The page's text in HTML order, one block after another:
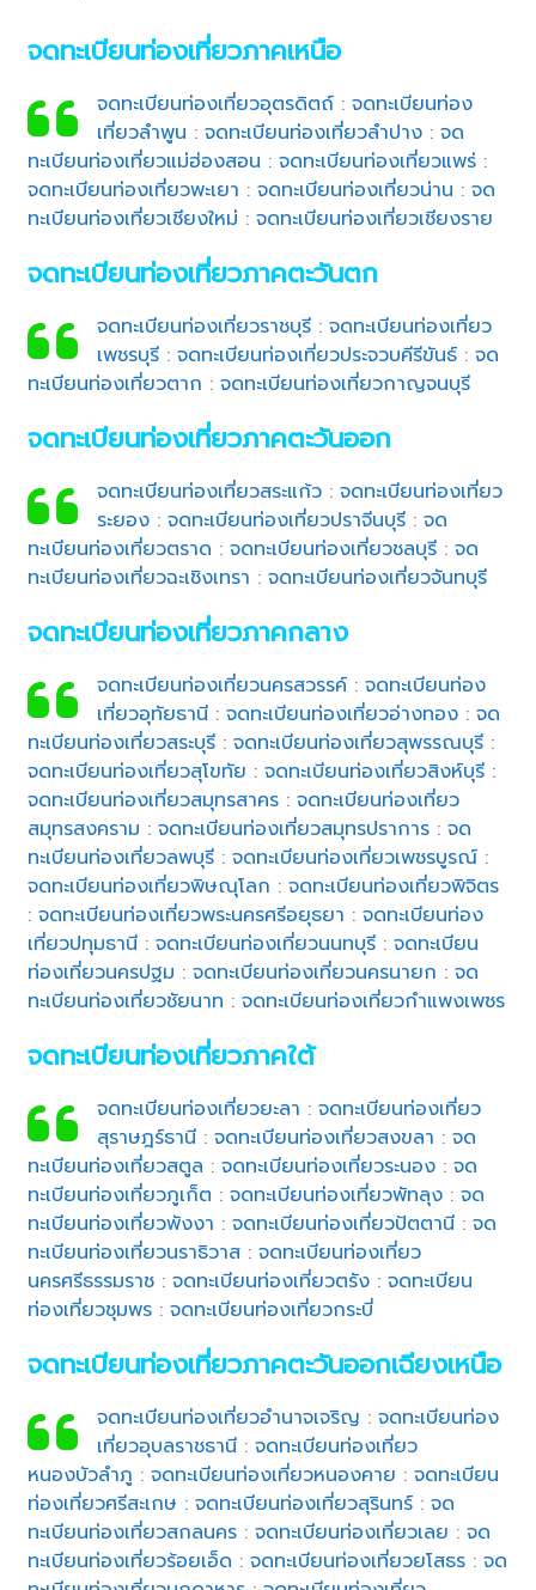
จดทะเบียนท่องเที่ยวภาคเหนือ
จดทะเบียนท่องเที่ยวอุตรดิตถ์: จดทะเบียนท่อง
เที่ยวลำพูน : จดทะเบียนท่องเที่ยวลำปาง: จด
ทะเบียนท่องเที่ยวแม่ฮ่องสอน :จดทะเบียนท่องเที่ยวแพร่ :
จดทะเบียนท่องเที่ยวพะเยา :จดทะเบียนท่องเที่ยวน่าน :จด
ทะเบียนท่องเที่ยวเชียงใหม่ :จดทะเบียนท่องเที่ยวเชียงราย
จดทะเบียนท่องเที่ยวภาคตะวันตก
จดทะเบียนท่องเที่ยวราชบุรี: จดทะเบียนท่องเที่ยว
เพชรบุรี: จดทะเบียนท่องเที่ยวประจวบคีรีขันธ์: จด
ทะเบียนท่องเที่ยวตาก :จดทะเบียนท่องเที่ยวกาญจนบุรี
จดทะเบียนท่องเที่ยวภาคตะวันออก
จดทะเบียนท่องเที่ยวสระแก้ว: จดทะเบียนท่องเที่ยว
ระยอง: จดทะเบียนท่องเที่ยวปราจีนบุรี: จด
ทะเบียนท่องเที่ยวตราด :จดทะเบียนท่องเที่ยวชลบุรี :จด
ทะเบียนท่องเที่ยวฉะเชิงเทรา :จดทะเบียนท่องเที่ยวจันทบุรี
จดทะเบียนท่องเที่ยวภาคกลาง
จดทะเบียนท่องเที่ยวนครสวรรค์: จดทะเบียนท่อง
เที่ยวอุทัยธานี: จดทะเบียนท่องเที่ยวอ่างทอง: จด
ทะเบียนท่องเที่ยวสระบุรี :จดทะเบียนท่องเที่ยวสุพรรณบุรี :
จดทะเบียนท่องเที่ยวสุโขทัย :จดทะเบียนท่องเที่ยวสิงห์บุรี :
จดทะเบียนท่องเที่ยวสมุทรสาคร :จดทะเบียนท่องเที่ยว
สมุทรสงคราม :จดทะเบียนท่องเที่ยวสมุทรปราการ :จด
ทะเบียนท่องเที่ยวลพบุรี :จดทะเบียนท่องเที่ยวเพชรบูรณ์ :
จดทะเบียนท่องเที่ยวพิษณุโลก :จดทะเบียนท่องเที่ยวพิจิตร
:จดทะเบียนท่องเที่ยวพระนครศรีอยุธยา :จดทะเบียนท่อง
เที่ยวปทุมธานี :จดทะเบียนท่องเที่ยวนนทบุรี :จดทะเบียน
ท่องเที่ยวนครปฐม :จดทะเบียนท่องเที่ยวนครนายก :จด
ทะเบียนท่องเที่ยวชัยนาท :จดทะเบียนท่องเที่ยวกำแพงเพชร
จดทะเบียนท่องเที่ยวภาคใต้
จดทะเบียนท่องเที่ยวยะลา : จดทะเบียนท่องเที่ยว
สุราษฎร์ธานี: จดทะเบียนท่องเที่ยวสงขลา : จด
ทะเบียนท่องเที่ยวสตูล :จดทะเบียนท่องเที่ยวระนอง :จด
ทะเบียนท่องเที่ยวภูเก็ต :จดทะเบียนท่องเที่ยวพัทลุง :จด
ทะเบียนท่องเที่ยวพังงา :จดทะเบียนท่องเที่ยวปัตตานี :จด
ทะเบียนท่องเที่ยวนราธิวาส :จดทะเบียนท่องเที่ยว
นครศรีธรรมราช :จดทะเบียนท่องเที่ยวตรัง :จดทะเบียน
ท่องเที่ยวชุมพร :จดทะเบียนท่องเที่ยวกระบี่
จดทะเบียนท่องเที่ยวภาคตะวันออกเฉียงเหนือ
จดทะเบียนท่องเที่ยวอำนาจเจริญ : จดทะเบียนท่อง
เที่ยวอุบลราชธานี: จดทะเบียนท่องเที่ยว
หนองบัวลำภู :จดทะเบียนท่องเที่ยวหนองคาย :จดทะเบียน
ท่องเที่ยวศรีสะเกษ :จดทะเบียนท่องเที่ยวสุรินทร์ :จด
ทะเบียนท่องเที่ยวสกลนคร :จดทะเบียนท่องเที่ยวเลย :จด
ทะเบียนท่องเที่ยวร้อยเอ็ด :จดทะเบียนท่องเที่ยวยโสธร :จด